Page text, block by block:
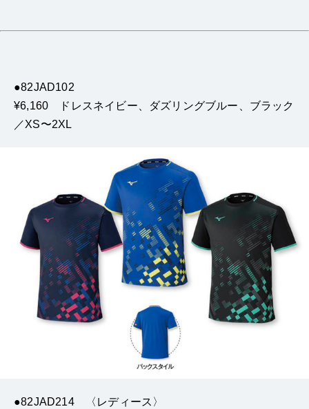
●82JAD102
¥6,160 ドレスネイビー、ダズリングブルー、ブラック
／XS〜2XL
●82JAD214 〈レディース〉